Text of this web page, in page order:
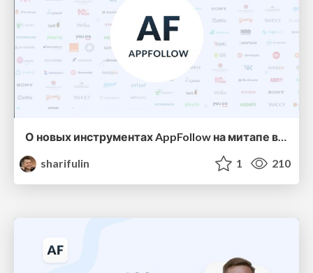
О новых инструментах AppFollow на митапе в Москве
sharifulin
1 210